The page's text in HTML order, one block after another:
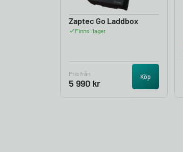
Zaptec Go Laddbox
Finns i lager
Pris från
5 990 kr
Köp